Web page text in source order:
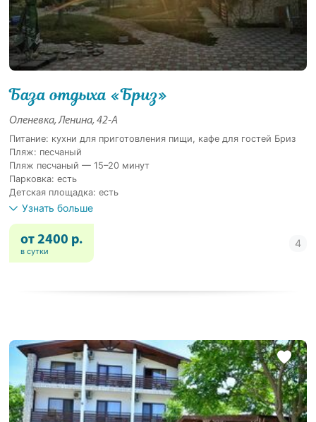
База отдыха «Бриз»
Оленевка, Ленина, 42-А
Питание: кухни для приготовления пищи, кафе для гостей Бриз
Пляж: песчаный
Пляж песчаный — 15–20 минут
Парковка: есть
Детская площадка: есть
Узнать больше
от 2400 р.
в сутки